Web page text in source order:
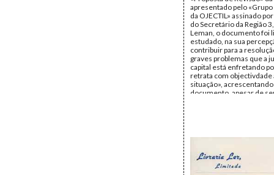
apresentado pelo
da OJECTIL» assinado
do Secretário da Região
Leman, o documento foi
estudado, na sua
contribuir para a
graves problemas que a
capital está enfretando
retrata com objectivdade
situação»,
documento, apesar de
Destinatário:Liurai Tasi
Fundo:
Arquivo da
Timorense - Konis
Tipo Documental: